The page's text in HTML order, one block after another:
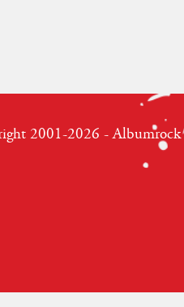
2001-2026 - Albumrock